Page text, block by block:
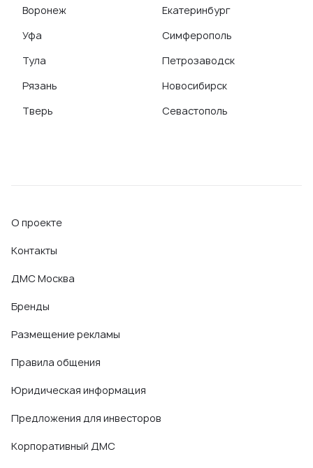
Воронеж
Уфа
Тула
Рязань
Тверь
Екатеринбург
Симферополь
Петрозаводск
Новосибирск
Севастополь
О проекте
Контакты
ДМС Москва
Бренды
Размещение рекламы
Правила общения
Юридическая информация
Предложения для инвесторов
Корпоративный ДМС